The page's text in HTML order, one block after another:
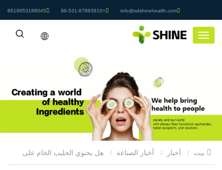
info@sdshinehealth.com
+86-531-67883910
8619953188045
أخبار أخبار الصناعة هل يحتوي الحليب الخام على